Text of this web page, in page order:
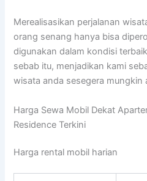
Merealisasikan perjalanan
orang senang hanya bisa
digunakan dalam kondisi
sebab itu, menjadikan kami
wisata anda sesegera mungkin
Harga Sewa Mobil Dekat
Residence Terkini
Harga rental mobil harian